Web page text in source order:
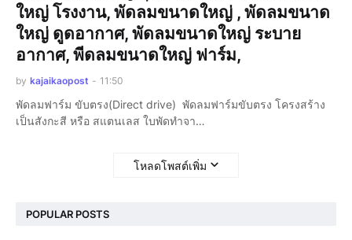
ใหญ่ โรงงาน, พัดลมขนาดใหญ่ , พัดลมขนาด
ใหญ่ ดูดอากาศ, พัดลมขนาดใหญ่ ระบาย
อากาศ, พีดลมขนาดใหญ่ ฟาร์ม,
by kajaikaopost - 11:50
พัดลมฟาร์ม ขับตรง(Direct drive) พัดลมฟาร์มขับตรง โครงสร้าง
เป็นสังกะสี หรือ สแตนเลส ใบพัดทำจา…
โหลดโพสต์เพิ่ม
POPULAR POSTS